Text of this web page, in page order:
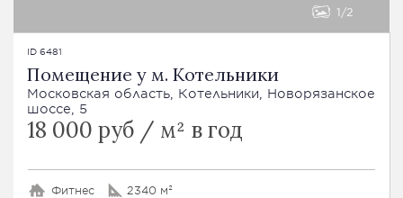
1 2
ID 6481
Помещение у м. Котельники
Московская область, Котельники, Новорязанское
шоссе, 5
18 000 руб / м² в год
Фитнес 2340 м²